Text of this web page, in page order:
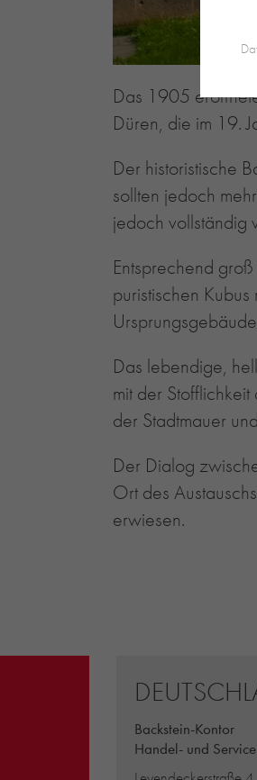
Das 1905
Düren, die im 19.
Der historistische
sollten jedoch
jedoch vollständig
Entsprechend
puristischen
Das lebendige,
mit der
der Stadtmauer
Der Dialog
Ort des
erwiesen.
Backstein-Kontor
Handel- und